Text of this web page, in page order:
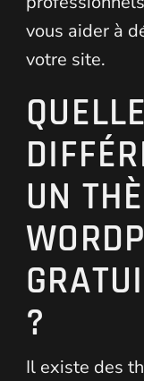
vous aider à
votre site.
UN
?
Il existe des